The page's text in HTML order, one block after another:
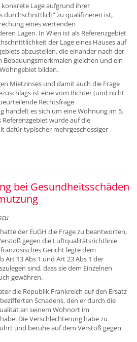
Lage aufgrund ihrer
durchschnittlich“ zu qualifizieren ist,
eines wertenden
Lagen. In Wien ist als Referenzgebiet
der Lage eines Hauses auf
abzustellen, die einander nach der
gleichen und ein
bilden.
Mietzinses und damit auch die Frage
ist eine vom Richter (und nicht
Rechtsfrage.
handelt es sich um eine Wohnung im 5.
wurde auf die
dafür typischer mehrgeschossiger
bei Gesundheitsschäden
der EuGH die Frage zu beantworten,
gegen die Luftqualitätsrichtlinie
Gericht legte dem
Art 13 Abs 1 und Art 23 Abs 1 der
sind, dass sie dem Einzelnen
gewähren.
die Republik Frankreich auf den Ersatz
Schadens, den er durch die
an seinem Wohnort im
Die Verschlechterung habe zu
und beruhe auf dem Verstoß gegen